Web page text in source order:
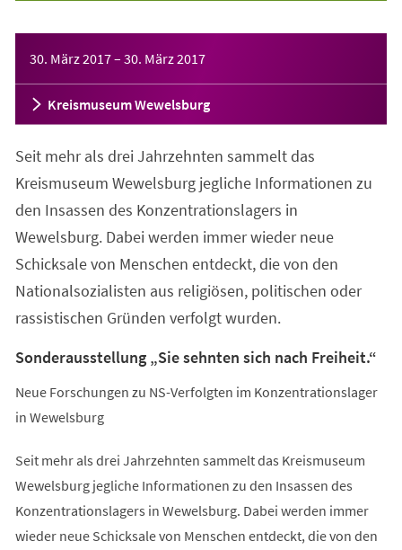
30. März 2017– 30. März 2017
Kreismuseum Wewelsburg
Seit mehr als drei Jahrzehnten sammelt das
Kreismuseum Wewelsburg jegliche Informationen zu
den Insassen des Konzentrationslagers in
Wewelsburg. Dabei werden immer wieder neue
Schicksale von Menschen entdeckt, die von den
Nationalsozialisten aus religiösen, politischen oder
rassistischen Gründen verfolgt wurden.
Sonderausstellung „Sie sehnten sich nach Freiheit.“
Neue Forschungen zu NS-Verfolgten im Konzentrationslager
in Wewelsburg
Seit mehr als drei Jahrzehnten sammelt das Kreismuseum
Wewelsburg jegliche Informationen zu den Insassen des
Konzentrationslagers in Wewelsburg. Dabei werden immer
wieder neue Schicksale von Menschen entdeckt, die von den